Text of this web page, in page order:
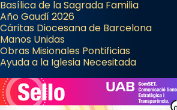
Basílica de la Sagrada Familia
Año Gaudí 2026
Cáritas Diocesana de Barcelona
Manos Unidas
Obras Misionales Pontificias
Ayuda a la Iglesia Necesitada